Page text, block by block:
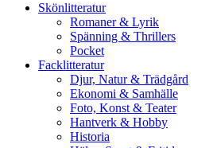
Skönlitteratur
Romaner & Lyrik
Spänning & Thrillers
Pocket
Facklitteratur
Djur, Natur & Trädgård
Ekonomi & Samhälle
Foto, Konst & Teater
Hantverk & Hobby
Historia